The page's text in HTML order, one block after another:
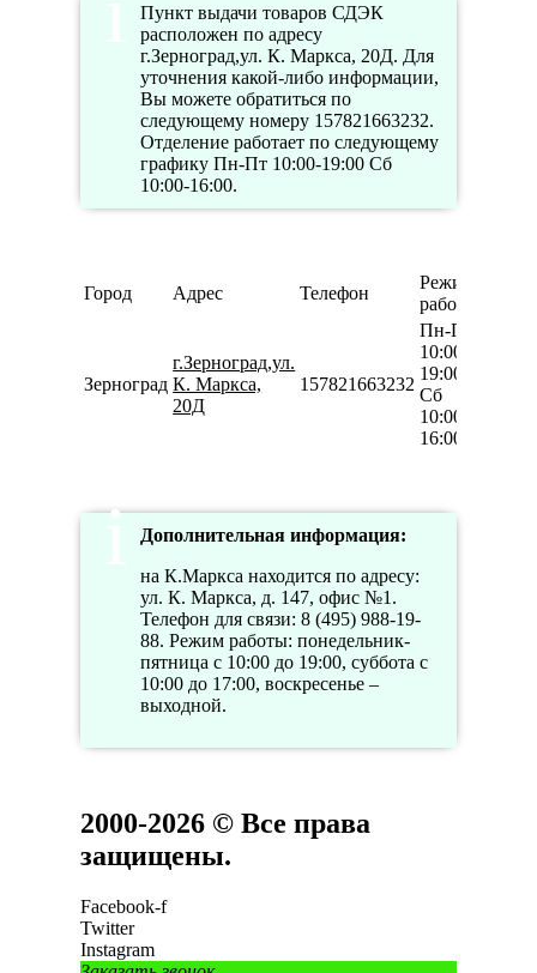
Пункт выдачи товаров СДЭК
расположен по адресу
г.Зерноград,ул. К. Маркса, 20Д. Для
уточнения какой-либо информации,
Вы можете обратиться по
следующему номеру 157821663232.
Отделение работает по следующему
графику Пн-Пт 10:00-19:00 Сб
10:00-16:00.
Город Адрес Телефон
Режим
работы
Зерноград
г.Зерноград,ул.
К. Маркса,
20Д
157821663232
Пн-Пт
10:00-
19:00
Сб
10:00-
16:00
Дополнительная информация:
на К.Маркса находится по адресу:
ул. К. Маркса, д. 147, офис №1.
Телефон для связи: 8 (495) 988-19-
88. Режим работы: понедельник-
пятница с 10:00 до 19:00, суббота с
10:00 до 17:00, воскресенье –
выходной.
2000-2026 © Все права
защищены.
Facebook-f
Twitter
Instagram